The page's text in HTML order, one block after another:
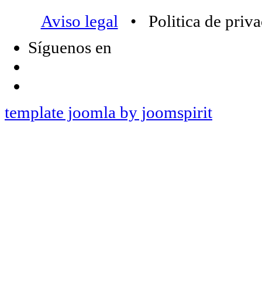
Aviso legal • Politica de
Síguenos en
template joomla by joomspirit